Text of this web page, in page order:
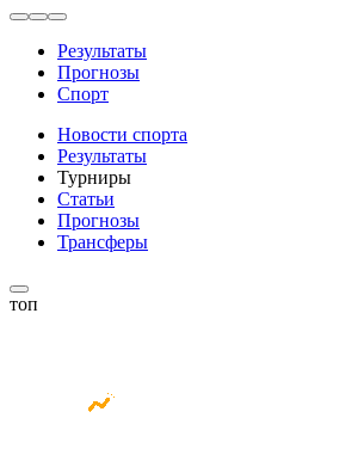
Результаты
Прогнозы
Спорт
Новости спорта
Результаты
Турниры
Статьи
Прогнозы
Трансферы
топ